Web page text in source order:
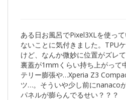
ある日お風呂でPixel3XLを使っ
ないことに気付きました。TPU
けど、なんか微妙に位置がズレ
裏蓋が1mmくらい持ち上がって
テリー膨張や…Xperia Z3
ツ…。そういや少し前にnanaco
パネルが膨らんでるせい？？？